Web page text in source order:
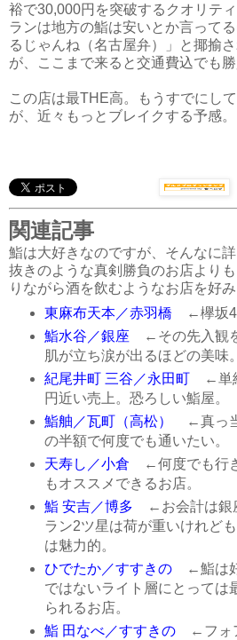
裕で30,000円を突破するクオリテ
ランは地方の鮨は安いとか言って
るじゃんね（名古屋弁）」と揶揄
が、ここまで来ると交通費込でも勝
この店は最THE高。もうすでにし
が、近々もっとブレイクする予感。
関連記事
鮨は大好きなのですが、そんなに
抜きのような真剣勝負のお店より
りながら酒を飲むようなお店を好み
東麻布天本／赤羽橋 ←欅坂
鮨水谷／銀座 ←その先入観
肌が立ち涙が出るほどの美味。
紀尾井町 三谷／永田町←単純
円近い売上。恐ろしい鮨屋。
鮨舳／瓦町（高松）
←真っ
の半額で何度でも通いたい。
天寿し／小倉 ←何度でも行
もオススメできるお店。
鮨 安吉／博多 ←お会計は銀
ラン2ツ星は荷が重いけれど
は魅力的。
ひでたか／すすきの←鮨は好
ではないライト層にとっては
られるお店。
鮨 田なべ／すすきの←フォア